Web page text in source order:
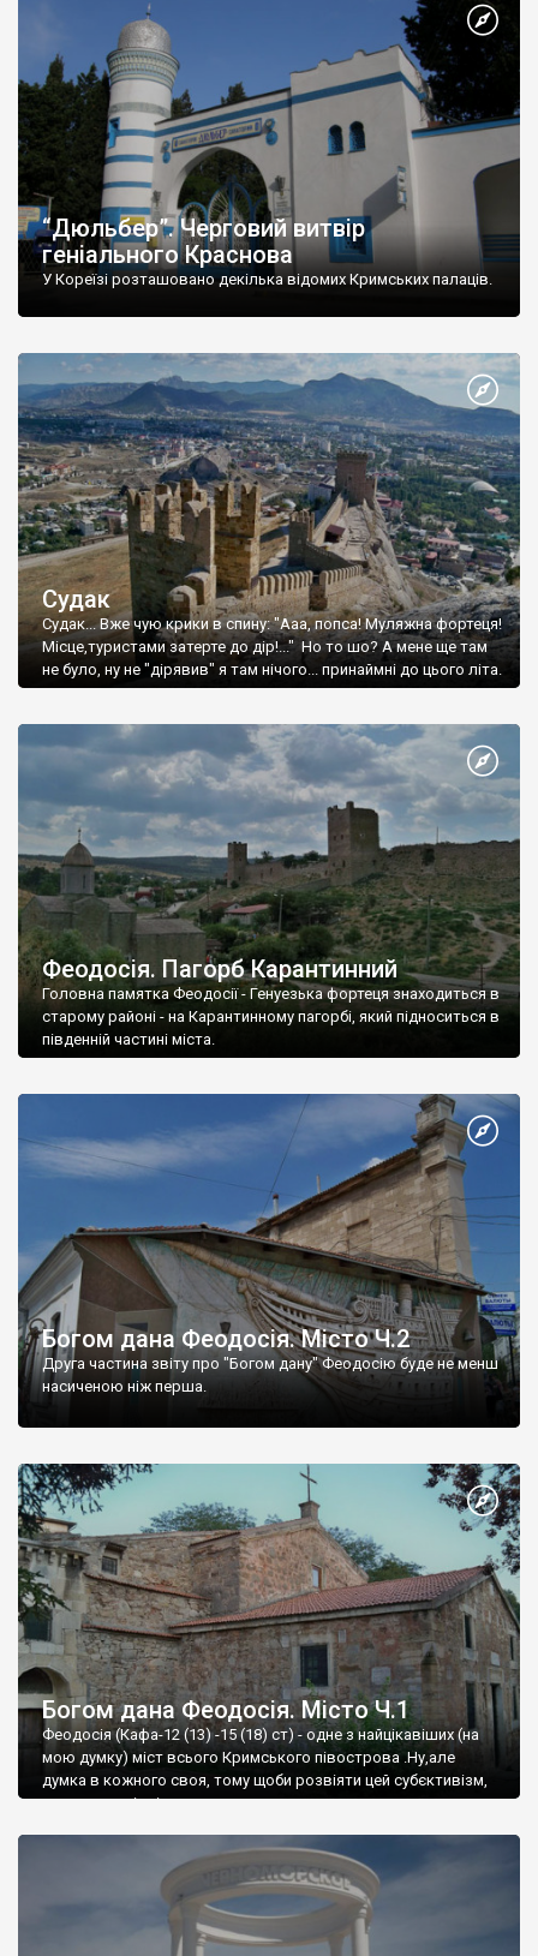
“Дюльбер”. Черговий витвір
геніального Краснова
У Кореїзі розташовано декілька відомих Кримських палаців.
Судак
Судак... Вже чую крики в спину: "Ааа, попса! Муляжна фортеця!
Місце,туристами затерте до дір!..." Но то шо? А мене ще там
не було, ну не "дірявив" я там нічого... принаймні до цього літа.
Феодосія. Пагорб Карантинний
Головна памятка Феодосії - Генуезька фортеця знаходиться в
старому районі - на Карантинному пагорбі, який підноситься в
південній частині міста.
Богом дана Феодосія. Місто Ч.2
Друга частина звіту про "Богом дану" Феодосію буде не менш
насиченою ніж перша.
Богом дана Феодосія. Місто Ч.1
Феодосія (Кафа-12 (13) -15 (18) ст) - одне з найцікавіших (на
мою думку) міст всього Кримського півострова .Ну,але
думка в кожного своя, тому щоби розвіяти цей субєктивізм,
запрошую відвідати це